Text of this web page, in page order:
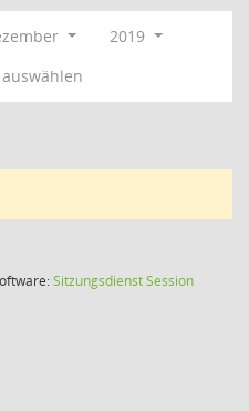
2019
SitzungsdienstSession(Wird in